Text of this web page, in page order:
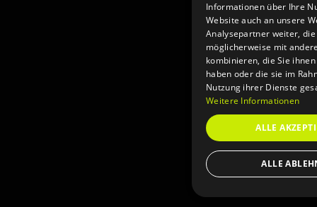
Informationen über Ihre
Website auch an unsere
Analysepartner weiter,
möglicherweise mit
kombinieren, die Sie
haben oder die sie im
Nutzung ihrer Dienste
Weitere Informationen
ALLE
ALLE